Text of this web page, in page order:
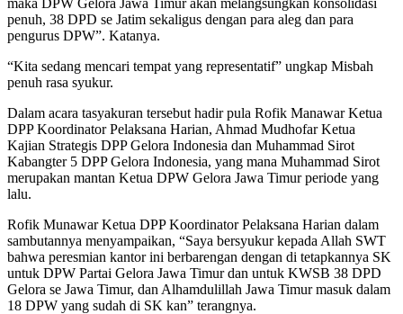
penuh, 38 DPD se Jatim sekaligus dengan para aleg dan para
pengurus DPW”. Katanya.
“Kita sedang mencari tempat yang representatif” ungkap Misbah
penuh rasa syukur.
Dalam acara tasyakuran tersebut hadir pula Rofik Manawar Ketua
DPP Koordinator Pelaksana Harian, Ahmad Mudhofar Ketua
Kajian Strategis DPP Gelora Indonesia dan Muhammad Sirot
Kabangter 5 DPP Gelora Indonesia, yang mana Muhammad Sirot
merupakan mantan Ketua DPW Gelora Jawa Timur periode yang
lalu.
Rofik Munawar Ketua DPP Koordinator Pelaksana Harian dalam
sambutannya menyampaikan, “Saya bersyukur kepada Allah SWT
bahwa peresmian kantor ini berbarengan dengan di tetapkannya SK
untuk DPW Partai Gelora Jawa Timur dan untuk KWSB 38 DPD
Gelora se Jawa Timur, dan Alhamdulillah Jawa Timur masuk dalam
18 DPW yang sudah di SK kan” terangnya.